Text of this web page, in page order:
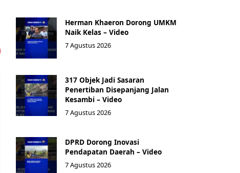
Herman Khaeron Dorong UMKM
Naik Kelas – Video
7 Agustus 2026
317 Objek Jadi Sasaran
Penertiban Disepanjang Jalan
Kesambi – Video
7 Agustus 2026
‎DPRD Dorong Inovasi
Pendapatan Daerah – Video
7 Agustus 2026